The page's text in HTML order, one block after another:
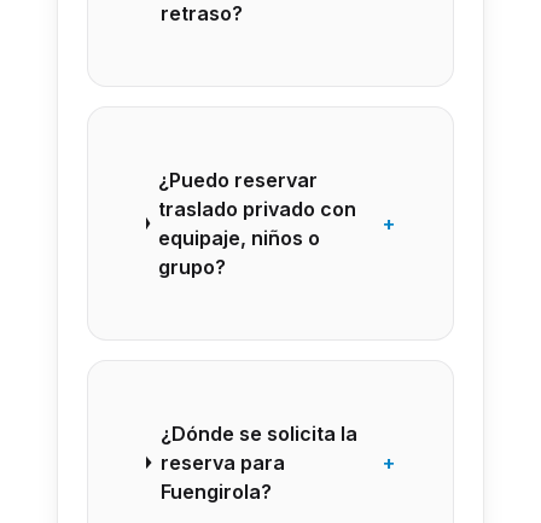
retraso?
¿Puedo reservar
traslado privado con
equipaje, niños o
grupo?
+
¿Dónde se solicita la
reserva para
Fuengirola?
+